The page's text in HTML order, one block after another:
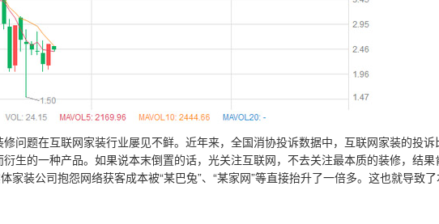
问题在互联网家装行业屡见不鲜。近年来，全国消协投诉数据中，互联网家装的投
生的一种产品。如果说本末倒置的话，光关注互联网，不去关注最本质的装修，结
装公司抱怨网络获客成本被“某巴兔”、“某家网”等直接抬升了一倍多。这也就导致